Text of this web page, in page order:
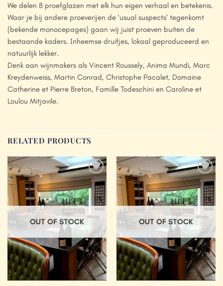
We delen 8 proefglazen met elk hun eigen verhaal en betekenis.
Waar je bij andere proeverijen de ‘usual suspects’ tegenkomt
(bekende monocepages) gaan wij juist proeven buiten de
bestaande kaders. Inheemse druifjes, lokaal geproduceerd en
natuurlijk lekker.
Denk aan wijnmakers als Vincent Roussely, Anima Mundi, Marc
Kreydenweiss, Martin Conrad, Christophe Pacalet, Domaine
Catherine et Pierre Breton, Famille Todeschini en Caroline et
Loulou Mitjavile.
RELATED PRODUCTS
Add to
Wishlist
OUT OF STOCK
Add to
Wishlist
OUT OF STOCK